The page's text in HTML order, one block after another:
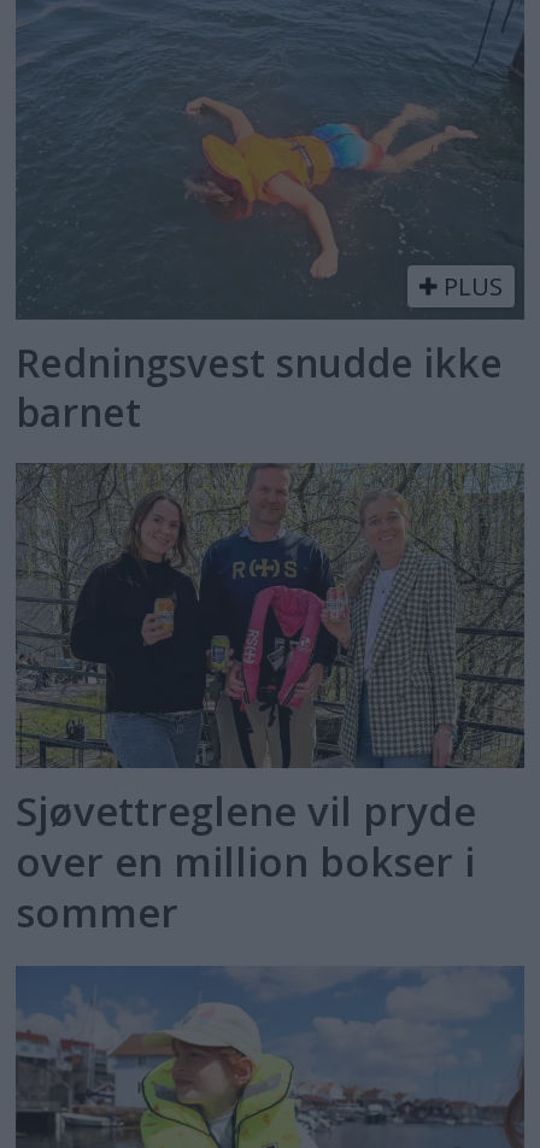
PLUS
Redningsvest snudde ikke
barnet
Sjøvettreglene vil pryde
over en million bokser i
sommer